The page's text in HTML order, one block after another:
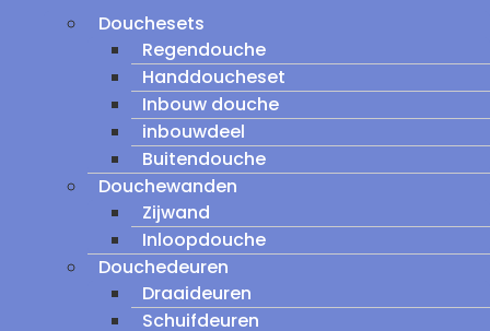
Douchesets
Regendouche
Handdoucheset
Inbouw douche
inbouwdeel
Buitendouche
Douchewanden
Zijwand
Inloopdouche
Douchedeuren
Draaideuren
Schuifdeuren